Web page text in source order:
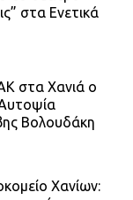
στα Ενετικά
στα Χανιά ο
Βολουδάκη
Χανίων: